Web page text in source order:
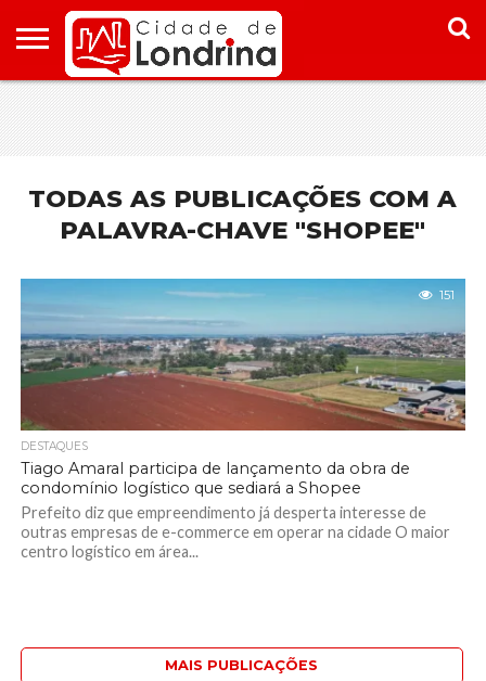
HOME
CONHEÇA
LONDRINA
PONTOS
TURÍSTICOS
ONDE
FICAR EM
LONDRINA
ONDE
COMER
EM
LONDRINA
TODAS AS PUBLICAÇÕES COM A
PALAVRA-CHAVE "SHOPEE"
151
DESTAQUES
Tiago Amaral participa de lançamento da obra de
condomínio logístico que sediará a Shopee
Prefeito diz que empreendimento já desperta interesse de
outras empresas de e-commerce em operar na cidade O maior
centro logístico em área...
MAIS PUBLICAÇÕES